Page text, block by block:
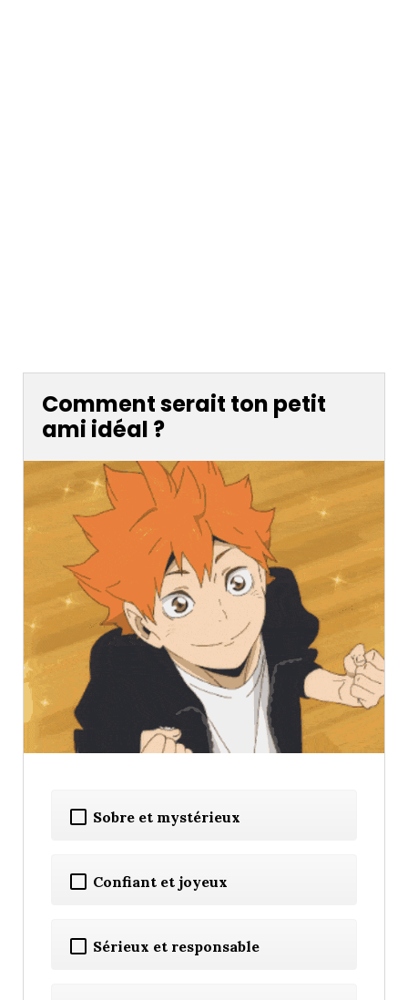
Comment serait ton petit
ami idéal ?
Sobre et mystérieux
Confiant et joyeux
Sérieux et responsable